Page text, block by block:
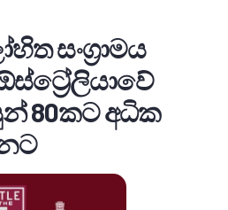
සංග්‍රාමය
80කට අධික